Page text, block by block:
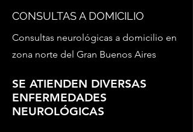
CONSULTAS A DOMICILIO
Consultas neurológicas a domicilio en
zona norte del Gran Buenos Aires
SE ATIENDEN DIVERSAS
ENFERMEDADES
NEUROLÓGICAS